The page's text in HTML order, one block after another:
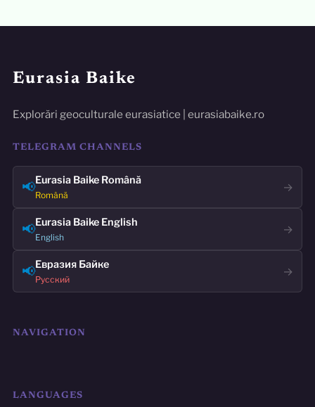
Eurasia Baike
Explorări geoculturale eurasiatice | eurasiabaike.ro
TELEGRAM CHANNELS
📢Eurasia Baike Română
Română
→
📢Eurasia Baike English
English
→
📢Евразия Байке
Русский
→
NAVIGATION
LANGUAGES